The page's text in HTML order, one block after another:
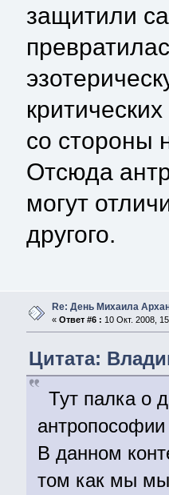
защитили
со стороны
Отсюда
могут
другого.
Re: День Михаила
« Ответ #6 : 10 Окт. 2008,
Цитата:
Тут палка о
антропософии
В данном
том как мы